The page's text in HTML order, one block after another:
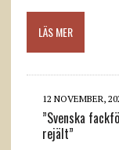
LÄS MER
12 NOVEMBER,
”Svenska
rejält”